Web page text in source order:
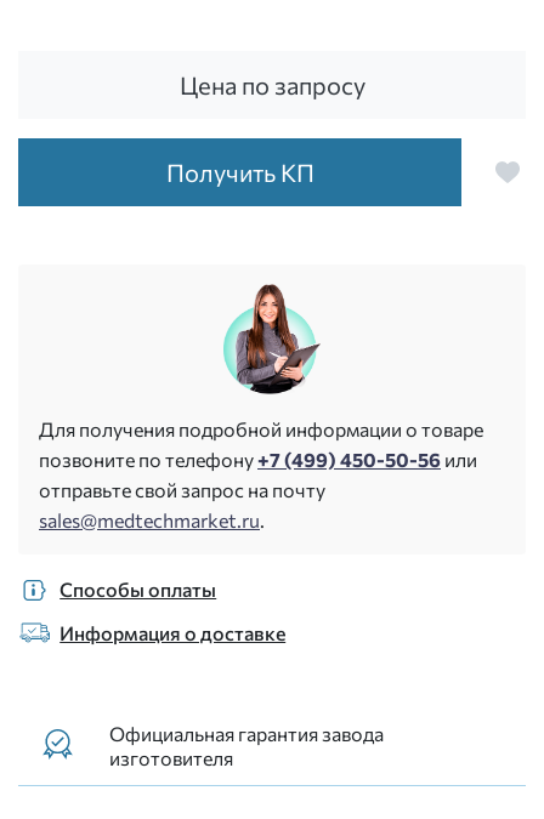
Цена по запросу
Получить КП
Для получения подробной информации о товаре
позвоните по телефону+7 (499) 450-50-56 или
отправьте свой запрос на почту
sales@medtechmarket.ru
Способы оплаты
Информация о доставке
Официальная гарантия завода
изготовителя